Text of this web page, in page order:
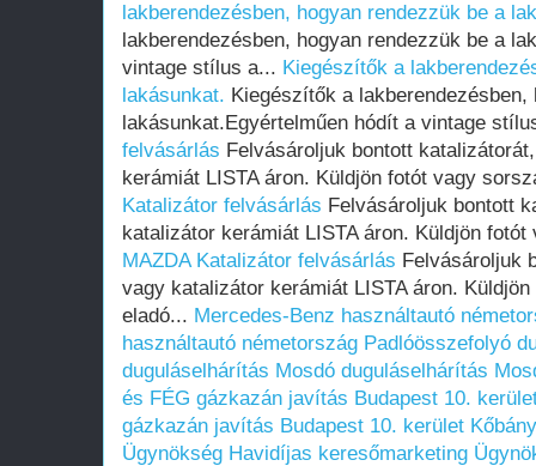
lakberendezésben, hogyan rendezzük be a
lakberendezésben, hogyan rendezzük be a
vintage stílus a... Kiegészítők a
lakásunkat. Kiegészítők a lakberendezésben,
lakásunkat.Egyértelműen hódít a vintage
felvásárlás Felvásároljuk bontott
kerámiát LISTA áron. Küldjön fotót vagy
Katalizátor felvásárlás Felvásároljuk bontott
katalizátor kerámiát LISTA áron. Küldjön
MAZDA Katalizátor felvásárlás Felvásároljuk
vagy katalizátor kerámiát LISTA áron.
eladó... Mercedes-Benz használtautó
használtautó németország Padlóösszefolyó
duguláselhárítás Mosdó duguláselhárítás
és FÉG gázkazán javítás Budapest 10.
gázkazán javítás Budapest 10. kerület
Ügynökség Havidíjas keresőmarketing